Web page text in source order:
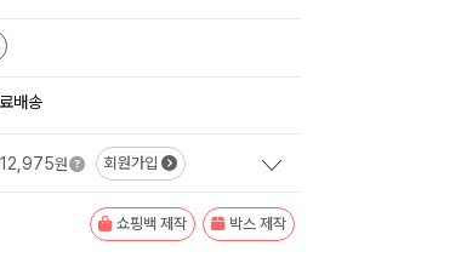
배송
12,975원 회원가입
쇼핑백 제작 박스 제작